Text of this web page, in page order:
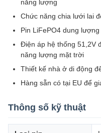
năng lượng
Chức năng chia lưới lai
Pin LiFePO4 dung
Điện áp hệ thống 51,2V
năng lượng mặt trời
Thiết kế nhà ở di động
Hàng sẵn có tại EU để
Thông số kỹ thuật